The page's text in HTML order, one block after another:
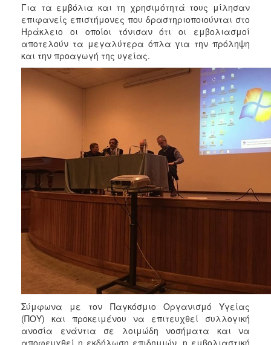
2006
ΔΗΜΟΤΗΣ
ΕΠΙΣΚΕΠΤΗΣ
Για τα εμβόλια και τη χρησιμότητά τους μίλησαν
επιφανείς επιστήμονες που δραστηριοποιούνται στο
Ηράκλειο οι οποίοι τόνισαν ότι οι εμβολιασμοί
αποτελούν τα μεγαλύτερα όπλα για την πρόληψη
και την προαγωγή της υγείας.
Σύμφωνα με τον Παγκόσμιο Οργανισμό Υγείας
(ΠΟΥ) και προκειμένου να επιτευχθεί συλλογική
ανοσία ενάντια σε λοιμώδη νοσήματα και να
αποφευχθεί η εκδήλωση επιδημιών, η εμβολιαστική